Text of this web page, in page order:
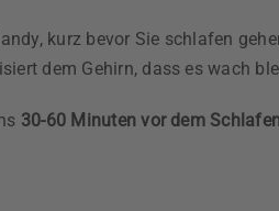
kurz bevor Sie schlafen
dem Gehirn, dass es wach
30-60 Minuten vor dem